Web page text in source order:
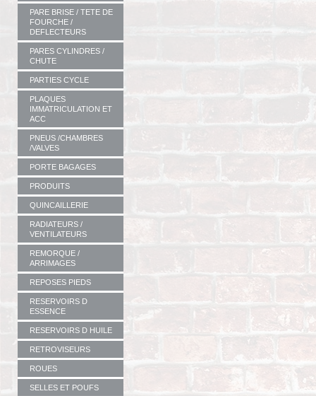
PARE BRISE / TETE DE
FOURCHE /
DEFLECTEURS
PARES CYLINDRES /
CHUTE
PARTIES CYCLE
PLAQUES
IMMATRICULATION ET
ACC
PNEUS /CHAMBRES
/VALVES
PORTE BAGAGES
PRODUITS
QUINCAILLERIE
RADIATEURS /
VENTILATEURS
REMORQUE /
ARRIMAGES
REPOSES PIEDS
RESERVOIRS D
ESSENCE
RESERVOIRS D HUILE
RETROVISEURS
ROUES
SELLES ET POUFS